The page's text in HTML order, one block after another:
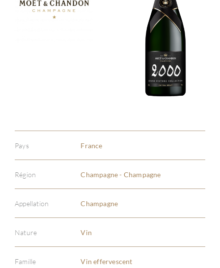
Pays France
Région Champagne - Champagne
Appellation Champagne
Nature Vin
Famille Vin effervescent